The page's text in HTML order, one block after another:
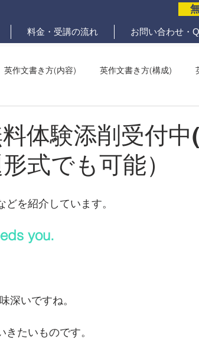
料金・受講の流れ お問い合わせ・
英作文書き方(内容) 英作文書き方(構成)
体験添削受付
式でも可能）
を紹介しています。
you.
深いですね。
たいものです。